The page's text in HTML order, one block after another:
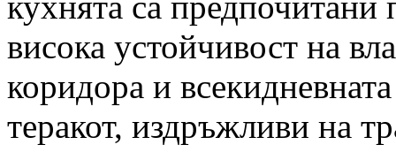
висока устойчивост на
коридора и
теракот, издръжливи на